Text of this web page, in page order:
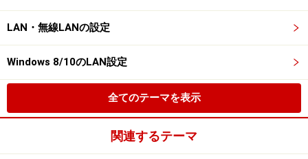
LAN・無線LANの設定
Windows 8/10のLAN設定
全てのテーマを表示
関連するテーマ